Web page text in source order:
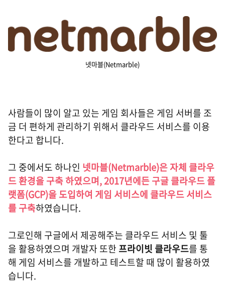
넷마블(Netmarble)
사람들이 많이 알고 있는 게임 회사들은 게임 서버를 조
금 더 편하게 관리하기 위해서 클라우드 서비스를 이용
한다고 합니다.
그 중에서도 하나인 넷마블(Netmarble)은 자체 클라우
드 환경을 구축 하였으며, 2017년에든 구글 클라우드 플
랫폼(GCP)을 도입하여 게임 서비스에 클라우드 서비스
를 구축하였습니다.
그로인해 구글에서 제공해주는 클라우드 서비스 및 툴
을 활용하였으며 개발자 또한 프라이빗 클라우드를 통
해 게임 서비스를 개발하고 테스트할 때 많이 활용하였
습니다.